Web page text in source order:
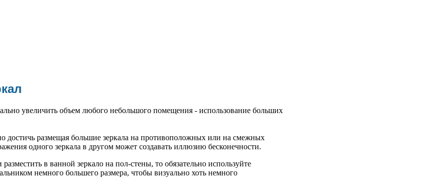
увеличить объем любого небольшого помещения - использование больших
достичь размещая большие зеркала на противоположных или на смежных
одного зеркала в другом может создавать иллюзию бесконечности.
в ванной зеркало на пол-стены, то обязательно используйте
немного большего размера, чтобы визуально хоть немного